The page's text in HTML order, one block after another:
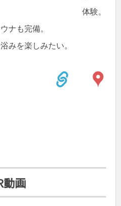
体験。
ナも完備。
みを楽しみたい。
動画